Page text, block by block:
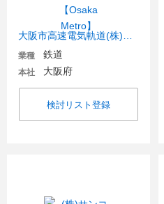
業種 鉄道
本社 大阪府
検討リスト登録